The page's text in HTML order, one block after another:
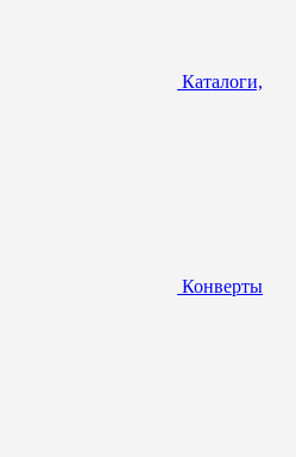
Каталоги,
Конверты